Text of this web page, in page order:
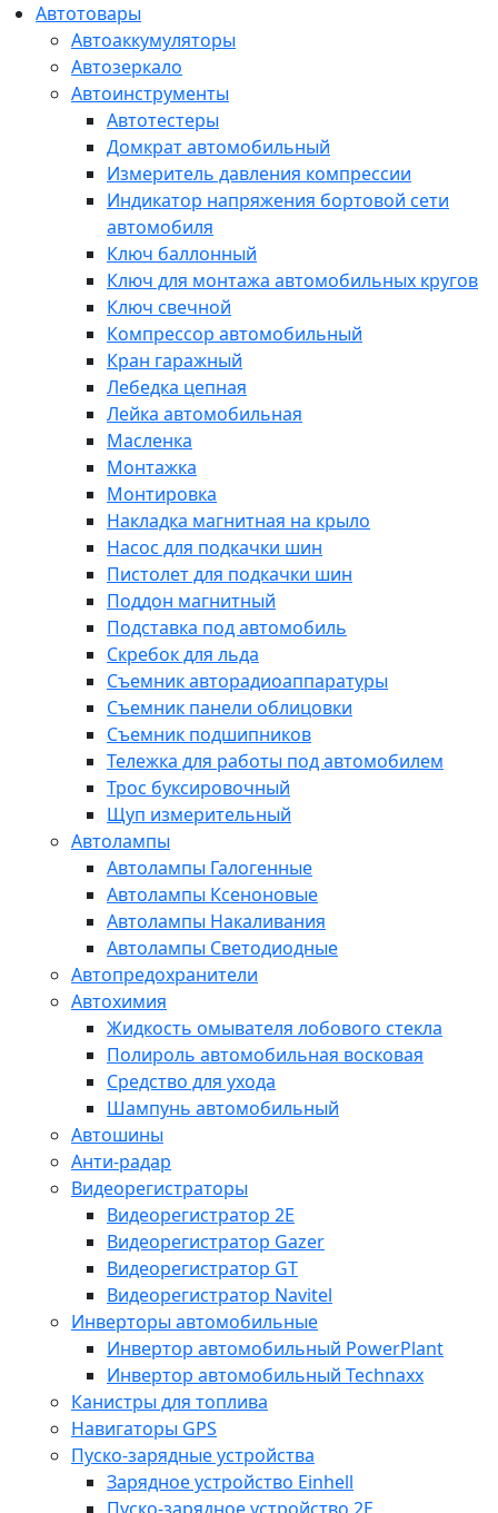
Автотовары
Автоаккумуляторы
Автозеркало
Автоинструменты
Автотестеры
Домкрат автомобильный
Измеритель давления компрессии
Индикатор напряжения бортовой сети
автомобиля
Ключ баллонный
Ключ для монтажа автомобильных кругов
Ключ свечной
Компрессор автомобильный
Кран гаражный
Лебедка цепная
Лейка автомобильная
Масленка
Монтажка
Монтировка
Накладка магнитная на крыло
Насос для подкачки шин
Пистолет для подкачки шин
Поддон магнитный
Подставка под автомобиль
Скребок для льда
Съемник авторадиоаппаратуры
Съемник панели облицовки
Съемник подшипников
Тележка для работы под автомобилем
Трос буксировочный
Щуп измерительный
Автолампы
Автолампы Галогенные
Автолампы Ксеноновые
Автолампы Накаливания
Автолампы Светодиодные
Автопредохранители
Автохимия
Жидкость омывателя лобового стекла
Полироль автомобильная восковая
Средство для ухода
Шампунь автомобильный
Автошины
Анти-радар
Видеорегистраторы
Видеорегистратор 2E
Видеорегистратор Gazer
Видеорегистратор GT
Видеорегистратор Navitel
Инверторы автомобильные
Инвертор автомобильный PowerPlant
Инвертор автомобильный Technaxx
Канистры для топлива
Навигаторы GPS
Пуско-зарядные устройства
Зарядное устройство Einhell